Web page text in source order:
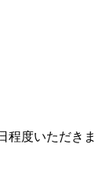
程度いただきま